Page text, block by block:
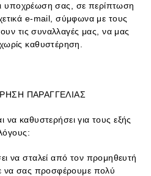
υποχρέωση σας, σε περίπτωση
e-mail, σύμφωνα με τους
τις συναλλαγές μας, να μας
καθυστέρηση.
ΠΑΡΑΓΓΕΛΙΑΣ
να καθυστερήσει για τους εξής
να σταλεί από τον προμηθευτή
να σας προσφέρουμε πολύ